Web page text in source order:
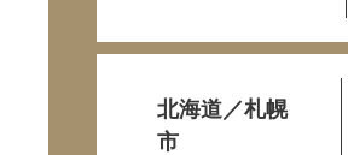
北海道／札幌
市